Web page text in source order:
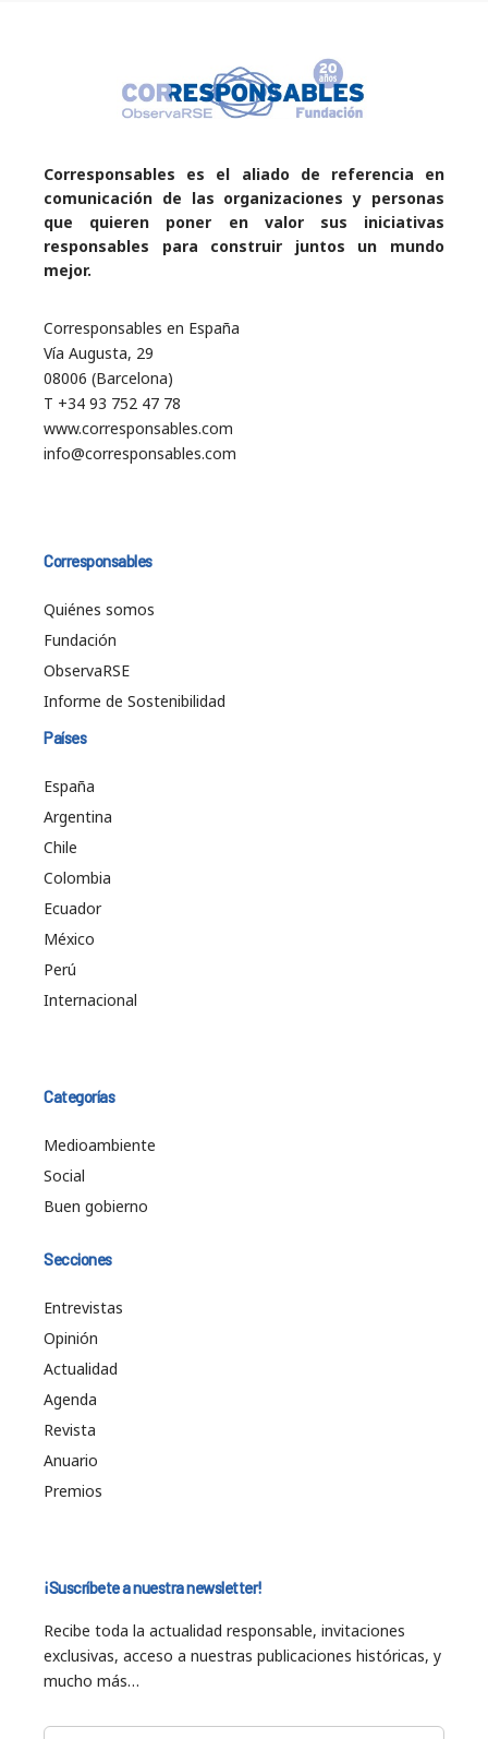
Corresponsables es el aliado de referencia en
comunicación de las organizaciones y personas
que quieren poner en valor sus iniciativas
responsables para construir juntos un mundo
mejor.
Corresponsables en España
Vía Augusta, 29
08006 (Barcelona)
T +34 93 752 47 78
www.corresponsables.com
info@corresponsables.com
Corresponsables
Quiénes somos
Fundación
ObservaRSE
Informe de Sostenibilidad
Países
España
Argentina
Chile
Colombia
Ecuador
México
Perú
Internacional
Categorías
Medioambiente
Social
Buen gobierno
Secciones
Entrevistas
Opinión
Actualidad
Agenda
Revista
Anuario
Premios
¡Suscríbete a nuestra newsletter!
Recibe toda la actualidad responsable, invitaciones
exclusivas, acceso a nuestras publicaciones históricas, y
mucho más…